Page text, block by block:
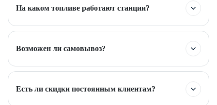
На каком топливе работают станции?
Возможен ли самовывоз?
Есть ли скидки постоянным клиентам?